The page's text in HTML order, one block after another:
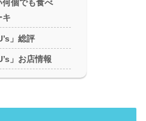
何個でも食べ
キ
」総評
」お店情報